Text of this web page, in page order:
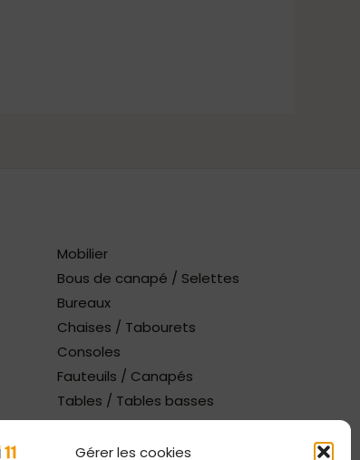
Gérer les cookies
Mobilier
Bous de canapé / Selettes
Bureaux
Chaises / Tabourets
Consoles
Fauteuils / Canapés
Tables / Tables basses